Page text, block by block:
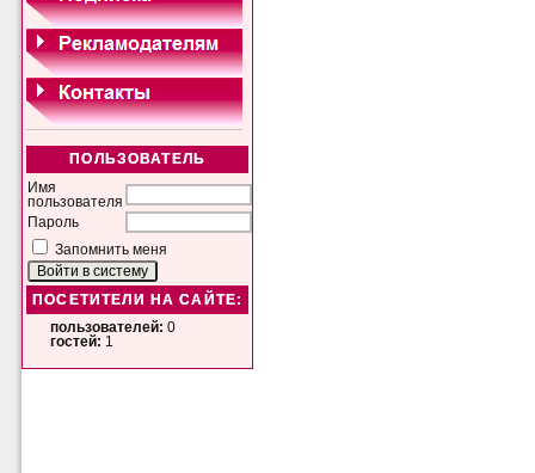
ПОЛЬЗОВАТЕЛЬ
Имя
пользователя
Пароль
Запомнить меня
ПОСЕТИТЕЛИ НА САЙТЕ:
пользователей: 0
гостей: 1